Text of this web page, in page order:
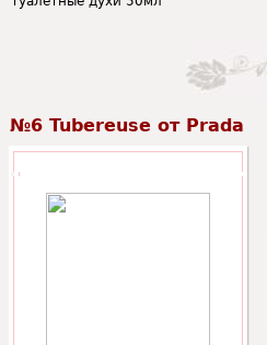
№6 Tubereuse от Prada